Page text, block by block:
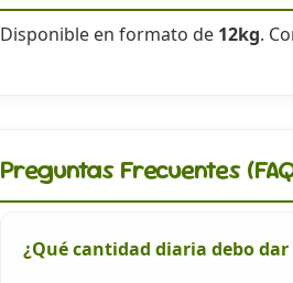
Disponible en formato de 12kg.
Preguntas Frecuentes
¿Qué cantidad diaria debo